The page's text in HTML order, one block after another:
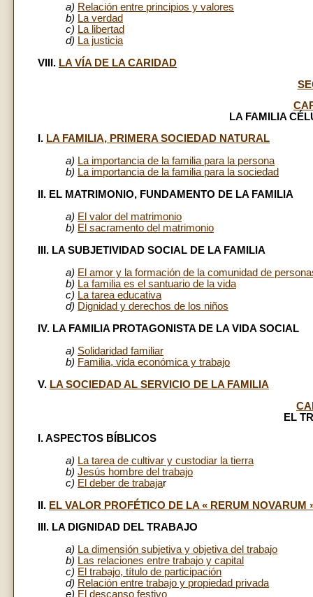
a) Relación entre principios y valores
b) La verdad
c) La libertad
d) La justicia
VIII. LA VÍA DE LA CARIDAD
LA FAMILIA
I. LA FAMILIA, PRIMERA SOCIEDAD NATURAL
a) La importancia de la familia para la persona
b) La importancia de la familia para la sociedad
II. EL MATRIMONIO, FUNDAMENTO DE LA FAMILIA
a) El valor del matrimonio
b) El sacramento del matrimonio
III. LA SUBJETIVIDAD SOCIAL DE LA FAMILIA
a) El amor y la formación de la comunidad de
b) La familia es el santuario de la vida
c) La tarea educativa
d) Dignidad y derechos de los niños
IV. LA FAMILIA PROTAGONISTA DE LA VIDA SOCIAL
a) Solidaridad familiar
b) Familia, vida económica y trabajo
V. LA SOCIEDAD AL SERVICIO DE LA FAMILIA
EL
I. ASPECTOS BÍBLICOS
a) La tarea de cultivar y custodiar la tierra
b) Jesús hombre del trabajo
c) El deber de trabajar
II. EL VALOR PROFÉTICO DE LA « RERUM NOVARUM
III. LA DIGNIDAD DEL TRABAJO
a) La dimensión subjetiva y objetiva del trabajo
b) Las relaciones entre trabajo y capital
c) El trabajo, título de participación
d) Relación entre trabajo y propiedad privada
e) El descanso festivo